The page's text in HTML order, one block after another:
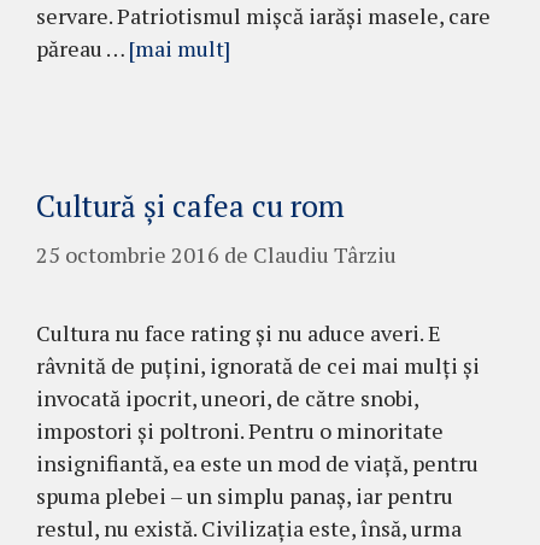
servare. Patriotismul mişcă iarăşi masele, care
pă­reau … [mai mult]
Cultură şi cafea cu rom
25 octombrie 2016 de Claudiu Târziu
Cultura nu face rating şi nu aduce averi. E
râvnită de puţini, ignorată de cei mai mulţi şi
invocată ipocrit, uneori, de către snobi,
impostori şi poltroni. Pentru o minoritate
insignifiantă, ea este un mod de viaţă, pentru
spuma plebei – un simplu panaş, iar pen­tru
restul, nu există. Civilizaţia este, însă, urma